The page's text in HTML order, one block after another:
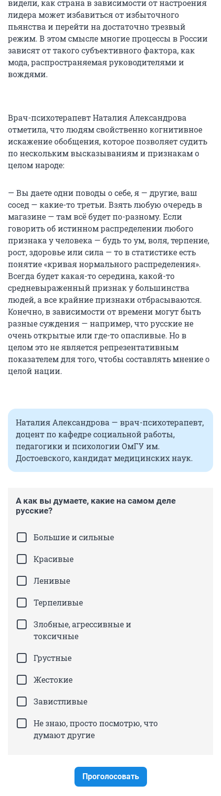
видели, как страна в зависимости от настроения
лидера может избавиться от избыточного
пьянства и перейти на достаточно трезвый
режим. В этом смысле многие процессы в России
зависят от такого субъективного фактора, как
мода, распространяемая руководителями и
вождями.
Врач-психотерапевт Наталия Александрова
отметила, что людям свойственно когнитивное
искажение обобщения, которое позволяет судить
по нескольким высказываниям и признакам о
целом народе:
— Вы даете одни поводы о себе, я — другие, ваш
сосед — какие-то третьи. Взять любую очередь в
магазине — там всё будет по-разному. Если
говорить об истинном распределении любого
признака у человека — будь то ум, воля, терпение,
рост, здоровье или сила — то в статистике есть
понятие «кривая нормального распределения».
Всегда будет какая-то середина, какой-то
средневыраженный признак у большинства
людей, а все крайние признаки отбрасываются.
Конечно, в зависимости от времени могут быть
разные суждения — например, что русские не
очень открытые или где-то опасливые. Но в
целом это не является репрезентативным
показателем для того, чтобы составлять мнение о
целой нации.
Наталия Александрова — врач-психотерапевт,
доцент по кафедре социальной работы,
педагогики и психологии ОмГУ им.
Достоевского, кандидат медицинских наук.
А как вы думаете, какие на самом деле
русские?
Большие и сильные
Красивые
Ленивые
Терпеливые
Злобные, агрессивные и
токсичные
Грустные
Жестокие
Завистливые
Не знаю, просто посмотрю, что
думают другие
Проголосовать